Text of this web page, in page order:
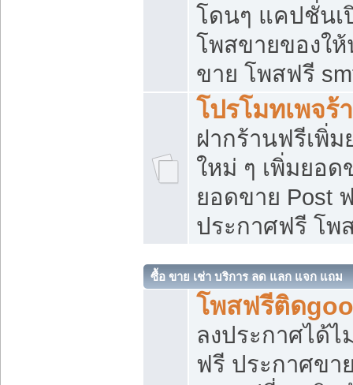
โดนๆ แคปชั่นเ
โพสขายของใ
ขาย โพสฟรี
โปรโมทเพจร้
ฝากร้านฟรีเพิ่
ใหม่ ๆ เพิ่มยอด
ยอดขาย Post
ประกาศฟรี โพ
ซื้อ ขาย เช่า บริการ ลด แลก แจก แถม
โพสฟรีติด
ลงประกาศได้
ฟรี ประกาศข